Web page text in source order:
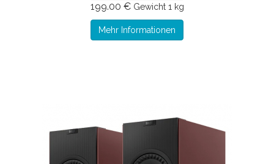
199.00 € Gewicht 1 kg
Mehr Informationen